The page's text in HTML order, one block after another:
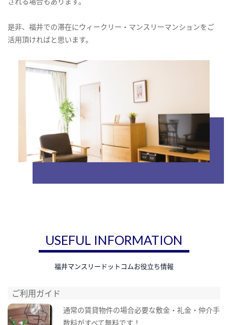
是非、福井での滞在にウィークリー・マンスリーマンションをご
活用頂ければと思います。
USEFUL INFORMATION
福井マンスリードットコムお役立ち情報
ご利用ガイド
通常の賃貸物件の場合必要な敷金・礼金・仲介手
数料がすべて無料です！